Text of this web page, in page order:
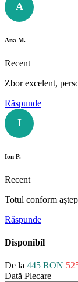
A
Ana M.
Recent
Zbor excelent,
Răspunde
I
Ion P.
Recent
Totul conform
Răspunde
Disponibil
De la 445 RON
Dată Plecare